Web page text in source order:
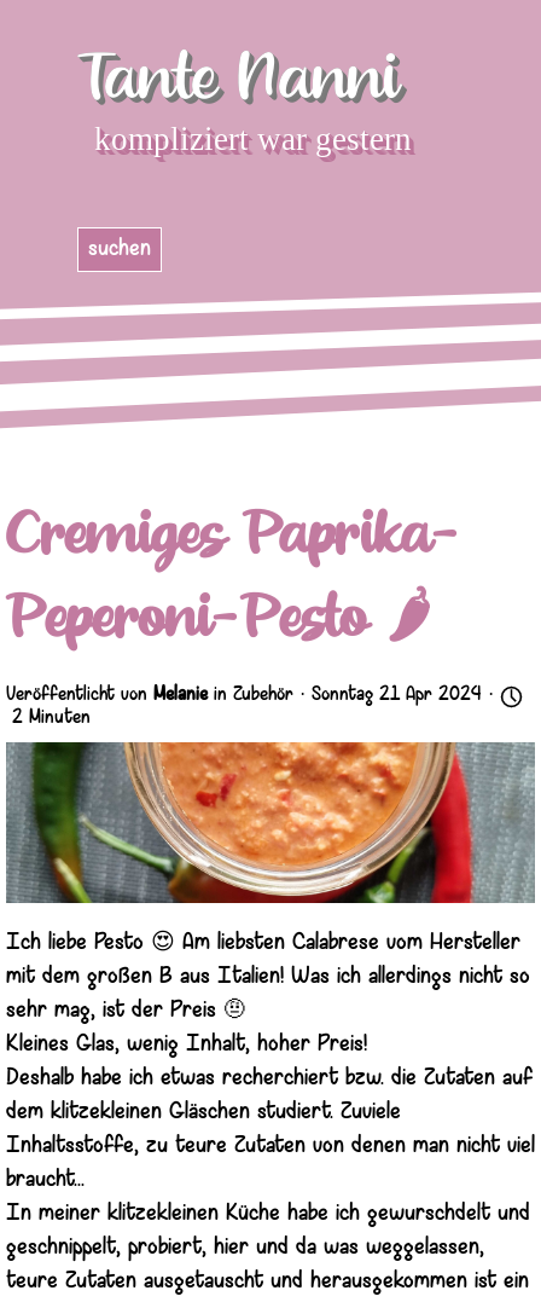
Tante Nanni
suchen
kompliziert war gestern
Menü überspringen
Cremiges Paprika-
Peperoni-Pesto 🌶️
Veröffentlicht von Melaniein Zubehör · Sonntag 21 Apr 2024 ·
2 Minuten
Ich liebe Pesto 😍 Am liebsten Calabrese vom Hersteller
mit dem großen B aus Italien! Was ich allerdings nicht so
sehr mag, ist der Preis 🤨
Kleines Glas, wenig Inhalt, hoher Preis!
Deshalb habe ich etwas recherchiert bzw. die Zutaten auf
dem klitzekleinen Gläschen studiert. Zuviele
Inhaltsstoffe, zu teure Zutaten von denen man nicht viel
braucht...
In meiner klitzekleinen Küche habe ich gewurschdelt und
geschnippelt, probiert, hier und da was weggelassen,
teure Zutaten ausgetauscht und herausgekommen ist ein